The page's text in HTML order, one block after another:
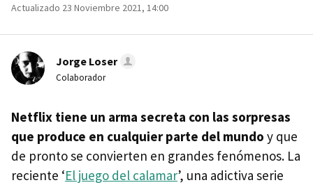
Actualizado 23 Noviembre 2021, 14:00
Jorge Loser
Colaborador
Netflix tiene un arma secreta con las sorpresas
que produce en cualquier parte del mundo y que
de pronto se convierten en grandes fenómenos. La
reciente ‘El juego del calamar’, una adictiva serie